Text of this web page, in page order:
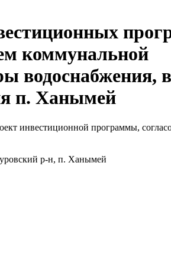
коммунальной
водоснабжения,
п. Ханымей
инвестиционной программы,
р-н, п. Ханымей